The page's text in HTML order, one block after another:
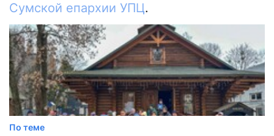
Сумской епархии УПЦ.
По теме